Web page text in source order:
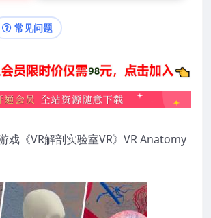
常见问题
戏《VR解剖实验室VR》VR Anatomy